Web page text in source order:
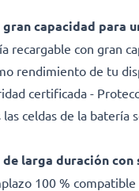
capacidad para
recargable con gran
rendimiento de tu
certificada -
las celdas de la
larga duración
100 %